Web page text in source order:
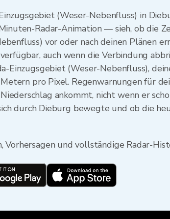
(Weser-Nebenfluss) in
Radar-Animation — sieh, ob die
vor oder nach deinen Plänen
auch wenn die Verbindung
Einzugsgebiet (Weser-Nebenfluss),
pro Pixel. Regenwarnungen für
ankommt, nicht wenn er
durch Dieburg bewegte und ob die
und vollständige Radar-